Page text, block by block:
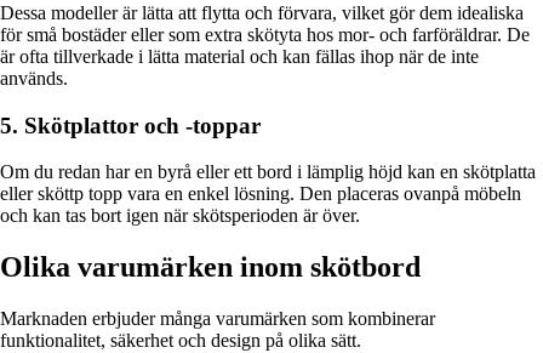
Dessa modeller är lätta att flytta och förvara, vilket gör dem idealiska
för små bostäder eller som extra skötyta hos mor- och farföräldrar. De
är ofta tillverkade i lätta material och kan fällas ihop när de inte
används.
5. Skötplattor och -toppar
Om du redan har en byrå eller ett bord i lämplig höjd kan en skötplatta
eller sköttp topp vara en enkel lösning. Den placeras ovanpå möbeln
och kan tas bort igen när skötsperioden är över.
Olika varumärken inom skötbord
Marknaden erbjuder många varumärken som kombinerar
funktionalitet, säkerhet och design på olika sätt.